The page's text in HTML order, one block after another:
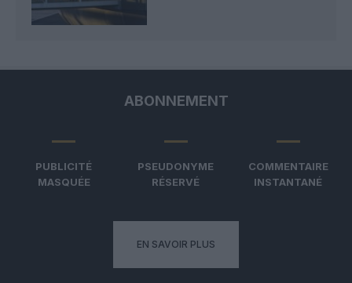
ABONNEMENT
PUBLICITÉ
MASQUÉE
PSEUDONYME
RÉSERVÉ
COMMENTAIRE
INSTANTANÉ
EN SAVOIR PLUS